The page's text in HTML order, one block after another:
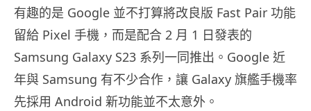
有趣的是 Google 並不打算將改良版 Fast Pair 功能
留給 Pixel 手機，而是配合 2 月 1 日發表的
Samsung Galaxy S23 系列一同推出。Google 近
年與 Samsung 有不少合作，讓 Galaxy 旗艦手機率
先採用 Android 新功能並不太意外。